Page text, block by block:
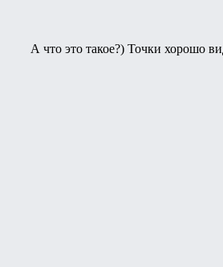
А что это такое?) Точки хорошо